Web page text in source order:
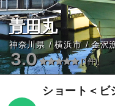
青田丸
神奈川県 横浜市 金沢
3.0 (1件)
ショート＜ビ